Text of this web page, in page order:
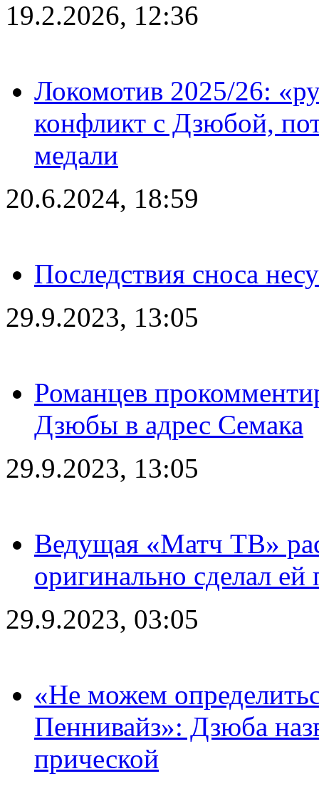
19.2.2026, 12:36
Локомотив 2025/26:
конфликт с Дзюбой,
медали
20.6.2024, 18:59
Последствия сноса
29.9.2023, 13:05
Романцев
Дзюбы в адрес Семака
29.9.2023, 13:05
Ведущая «Матч ТВ»
оригинально сделал ей
29.9.2023, 03:05
«Не можем
Пеннивайз»: Дзюба
прической